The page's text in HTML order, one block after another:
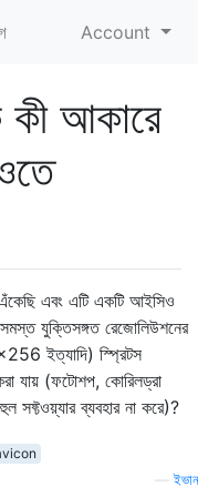
Account
কী আকারে
এবং এটি একটি আইসিও
যুক্তিসঙ্গত রেজোলিউশনের
ইত্যাদি) স্প্রিটস
যায় (ফটোশপ, কোরিলড্রা
সফ্টওয়্যার ব্যবহার না করে)?
—ইভান